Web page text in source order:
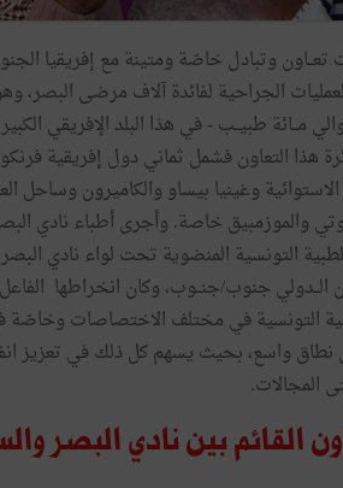
تعــاون وتبادل خاصّة ومتينة مع
العمليات الجراحية لفائدة آلاف مرضى
مــائة طبيــب - في هذا البلد الإفريقي
هذا التعاون فشمل ثماني دول إفريقية
وغينيا بيساو والكاميرون وساحل
التونسية المنضوية تحت لواء نادي
الــدولي جنوب/جنــوب، وكان انخراطها
التونسية في مختلف الاختصاصات وخاصّة
نطاق واسع، بحيث يسهم كل ذلك في تعزيز
المجالات.
القائم بين نادي